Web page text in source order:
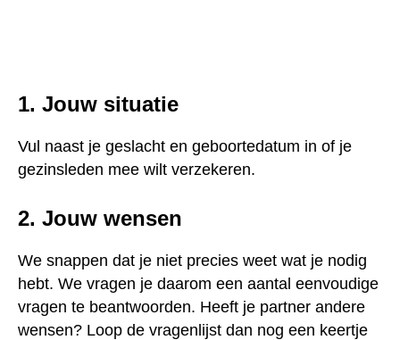
1. Jouw situatie
Vul naast je geslacht en geboortedatum in of je
gezinsleden mee wilt verzekeren.
2. Jouw wensen
We snappen dat je niet precies weet wat je nodig
hebt. We vragen je daarom een aantal eenvoudige
vragen te beantwoorden. Heeft je partner andere
wensen? Loop de vragenlijst dan nog een keertje